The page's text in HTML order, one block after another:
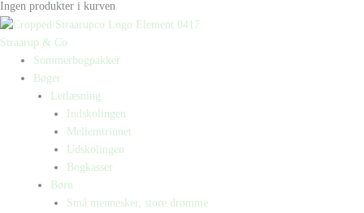
Ingen produkter i kurven
Straarup & Co
Sommerbogpakker
Bøger
Letlæsning
Indskolingen
Mellemtrinnet
Udskolingen
Bogkasser
Børn
Små mennesker, store drømme